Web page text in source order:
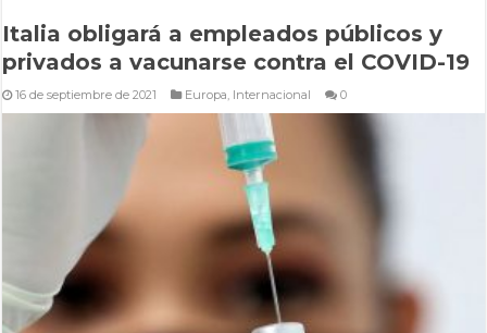
Italia obligará a empleados públicos y
privados a vacunarse contra el COVID-19
16 de septiembre de 2021 Europa, Internacional 0